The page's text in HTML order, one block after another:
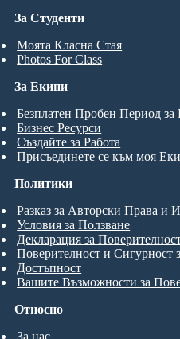
За Студенти
Моята Класна Стая
Photos For Class
За Екипи
Безплатен Пробен Период за
Бизнес Ресурси
Създайте за Работа
Присъединете се към моя
Относно
За нас
Политики
Разказ за Авторски Права и
Условия за Ползване
Декларация за
Поверителност и Сигурност
Достъпност
Вашите Възможности за